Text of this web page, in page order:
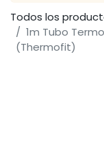
Todos los
1m Tubo
(Thermofit)